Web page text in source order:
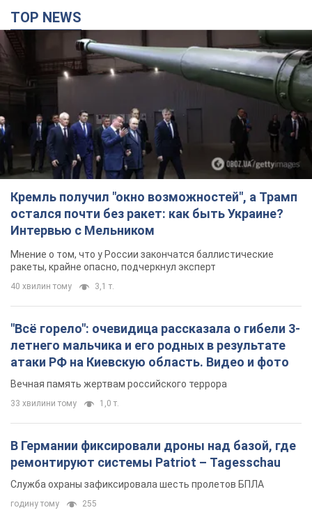
TOP NEWS
Кремль получил "окно возможностей", а Трамп
остался почти без ракет: как быть Украине?
Интервью с Мельником
Мнение о том, что у России закончатся баллистические
ракеты, крайне опасно, подчеркнул эксперт
40 хвилин тому 3,1 т.
"Всё горело": очевидица рассказала о гибели 3-
летнего мальчика и его родных в результате
атаки РФ на Киевскую область. Видео и фото
Вечная память жертвам российского террора
33 хвилини тому 1,0 т.
В Германии фиксировали дроны над базой, где
ремонтируют системы Patriot – Tagesschau
Служба охраны зафиксировала шесть пролетов БПЛА
годину тому 255